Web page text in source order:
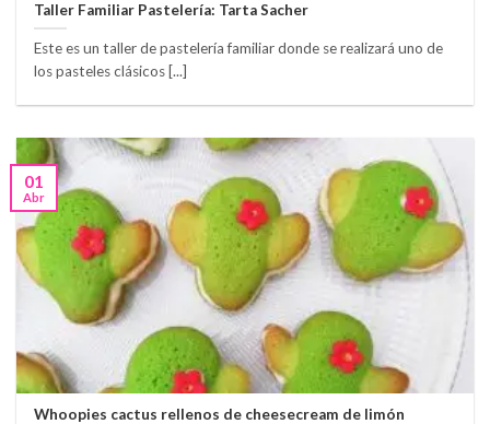
Taller Familiar Pastelería: Tarta Sacher
Este es un taller de pastelería familiar donde se realizará uno de
los pasteles clásicos [...]
Whoopies cactus rellenos de cheesecream de limón
01
Abr